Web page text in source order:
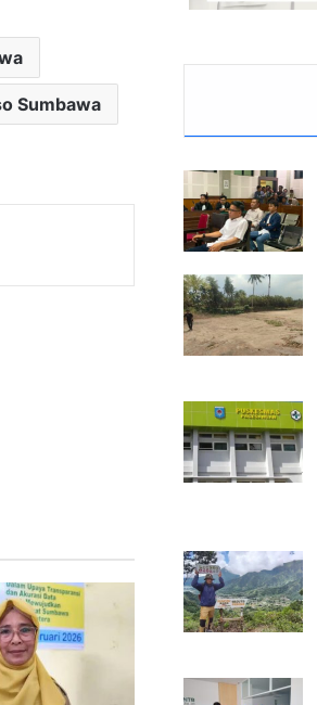
Sumbawa